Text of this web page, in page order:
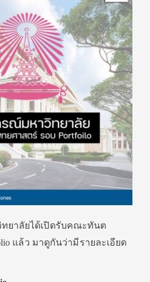
ยาลัยได้เปิดรับคณะทันต
แล้ว มาดูกันว่ามีรายละเอียด